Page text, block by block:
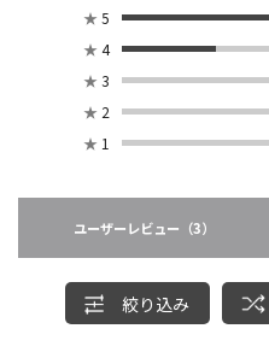
★ 5
★ 4
★ 3
★ 2
★ 1
ユーザーレビュー （3）
絞り込み